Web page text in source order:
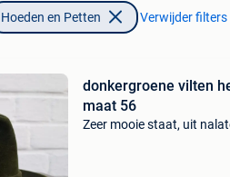
Hoeden en Petten Verwijder filters
donkergroene vilten
maat 56
Zeer mooie staat, uit